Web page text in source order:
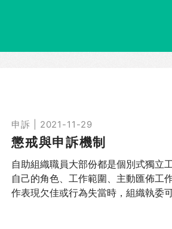
申訴 | 2021-11-29
懲戒與申訴機制
自助組織職員大部份都是個別式獨立
自己的角色、工作範圍、主動匯佈工
作表現欠佳或行為失當時，組織執委